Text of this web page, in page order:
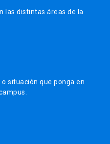
las distintas áreas de la
situación que ponga en